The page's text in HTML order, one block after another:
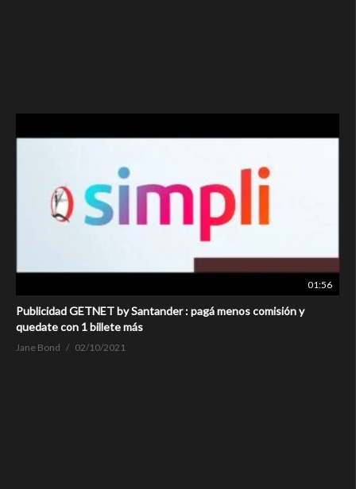
01:56
Publicidad GETNET by Santander : pagá menos comisión y
quedate con 1 billete más
Jane Bond 02/10/2021